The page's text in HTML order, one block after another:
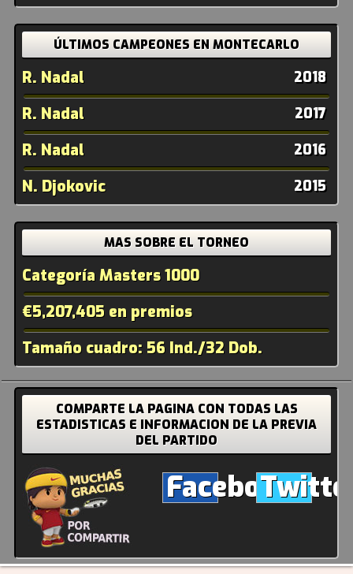
ÚLTIMOS CAMPEONES EN MONTECARLO
2018
R. Nadal
2017
R. Nadal
2016
R. Nadal
2015
N. Djokovic
MAS SOBRE EL TORNEO
Categoría Masters 1000
€5,207,405 en premios
Tamaño cuadro: 56 Ind./32 Dob.
COMPARTE LA PAGINA CON TODAS LAS
ESTADISTICAS E INFORMACION DE LA PREVIA
DEL PARTIDO
Facebook